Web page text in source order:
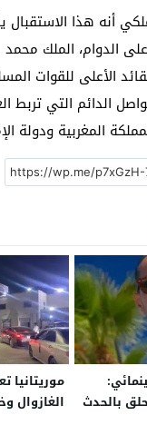
أنه هذا الاستقبال
على الدوام، الملك
الأعلى للقوات
الدائم التي تربط
المغربية ودولة
بالحدث
موريتانيا
الغازوال